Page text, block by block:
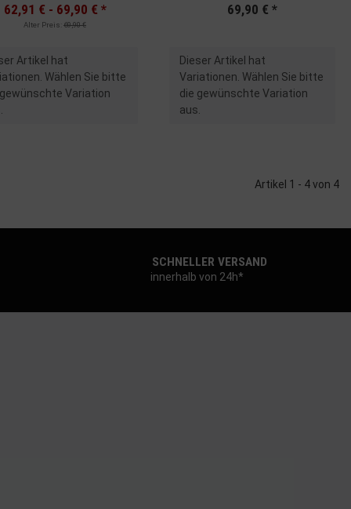
62,91 € - 69,90 € *
Alter Preis: 69,90 €
Artikel hat
Wählen Sie bitte
Variation
69,90 € *
x
Dieser Artikel hat
Variationen. Wählen Sie bitte
die gewünschte Variation
aus.
Artikel 1 - 4 von 4
SCHNELLER VERSAND
innerhalb von 24h*